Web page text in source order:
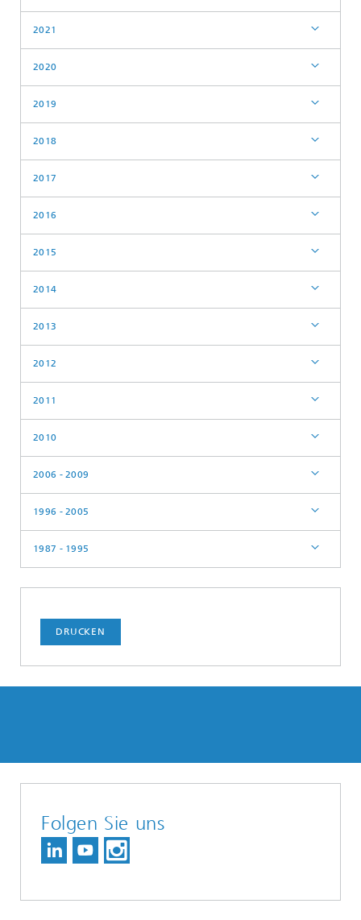
2021
2020
2019
2018
2017
2016
2015
2014
2013
2012
2011
2010
2006 - 2009
1996 - 2005
1987 - 1995
DRUCKEN
Folgen Sie uns